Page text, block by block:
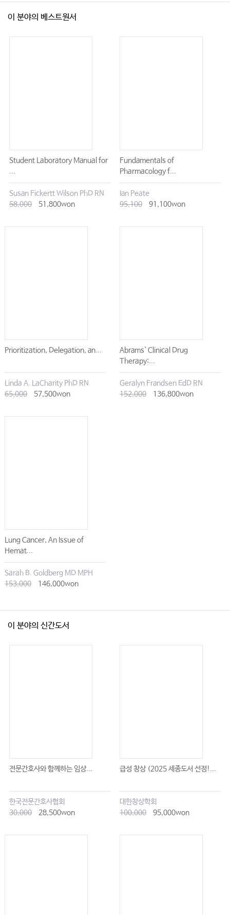
이 분야의 베스트원서
Student Laboratory Manual for
...
Susan Fickertt Wilson PhD RN
58,000
51,800won
Fundamentals of
Pharmacology f...
Ian Peate
95,100
91,100won
Prioritization, Delegation, an...
Linda A. LaCharity PhD RN
65,000
57,500won
Abrams` Clinical Drug
Therapy:...
Geralyn Frandsen EdD RN
152,000
136,800won
Lung Cancer, An Issue of
Hemat...
Sarah B. Goldberg MD MPH
153,000
146,000won
이 분야의 신간도서
전문간호사와 함께하는 임상...
한국전문간호사협회
30,000
28,500won
급성 창상 (2025 세종도서 선정!...
대한창상학회
100,000
95,000won